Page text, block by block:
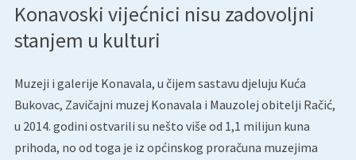
Konavoski vijećnici nisu zadovoljni
stanjem u kulturi
Muzeji i galerije Konavala, u čijem sastavu djeluju Kuća
Bukovac, Zavičajni muzej Konavala i Mauzolej obitelji Račić,
u 2014. godini ostvarili su nešto više od 1,1 milijun kuna
prihoda, no od toga je iz općinskog proračuna muzejima